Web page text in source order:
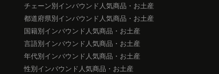
チェーン別インバウンド人気商品・お土産
都道府県別インバウンド人気商品・お土産
国籍別インバウンド人気商品・お土産
言語別インバウンド人気商品・お土産
年代別インバウンド人気商品・お土産
性別インバウンド人気商品・お土産